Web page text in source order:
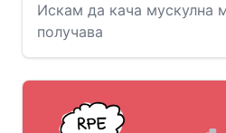
Искам да кача мускулна
получава